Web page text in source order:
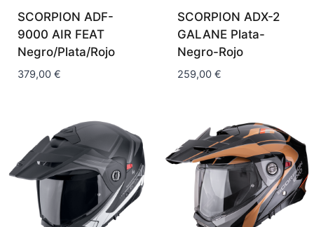
SCORPION ADF-
9000 AIR FEAT
Negro/Plata/Rojo
379,00 €
SCORPION ADX-2
GALANE Plata-
Negro-Rojo
259,00 €